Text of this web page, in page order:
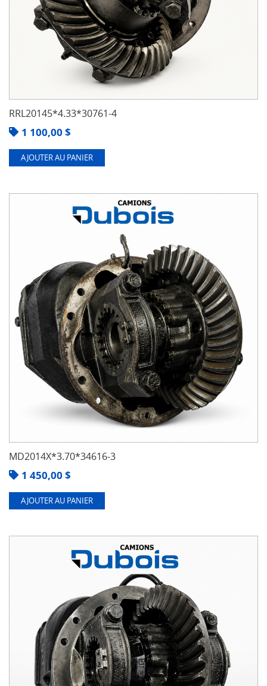
RRL20145*4.33*30761-4
1 100,00 $
AJOUTER AU PANIER
MD2014X*3.70*34616-3
1 450,00 $
AJOUTER AU PANIER